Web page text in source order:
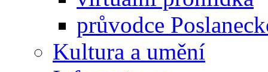
průvodce
Kultura a umění